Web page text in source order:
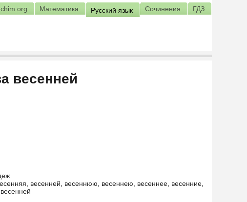
Математика Русский язык Сочинения ГДЗ
весенней
весенней, весеннюю, весеннею, весеннее, весенние,